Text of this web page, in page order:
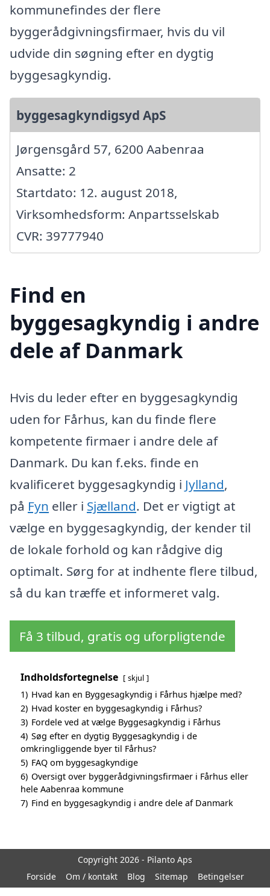
kommunefindes der flere
byggerådgivningsfirmaer, hvis du vil
udvide din søgning efter en dygtig
byggesagkyndig.
byggesagkyndigsyd ApS
Jørgensgård 57, 6200 Aabenraa
Ansatte: 2
Startdato: 12. august 2018,
Virksomhedsform: Anpartsselskab
CVR: 39777940
Find en
byggesagkyndig i andre
dele af Danmark
Hvis du leder efter en byggesagkyndig
uden for Fårhus, kan du finde flere
kompetente firmaer i andre dele af
Danmark. Du kan f.eks. finde en
kvalificeret byggesagkyndig i Jylland,
på Fyn eller i Sjælland. Det er vigtigt at
vælge en byggesagkyndig, der kender til
de lokale forhold og kan rådgive dig
optimalt. Sørg for at indhente flere tilbud,
så du kan træffe et informeret valg.
Få 3 tilbud, gratis og uforpligtende
Indholdsfortegnelse skjul
1) Hvad kan en Byggesagkyndig i Fårhus hjælpe med?
2) Hvad koster en byggesagkyndig i Fårhus?
3) Fordele ved at vælge Byggesagkyndig i Fårhus
4) Søg efter en dygtig Byggesagkyndig i de
omkringliggende byer til Fårhus?
5) FAQ om byggesagkyndige
6) Oversigt over byggerådgivningsfirmaer i Fårhus eller
hele Aabenraa kommune
7) Find en byggesagkyndig i andre dele af Danmark
Copyright 2026 - Pilanto Aps
Forside
Om / kontakt Blog Sitemap Betingelser